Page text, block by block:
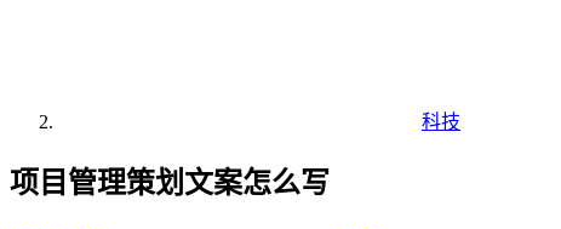
科技
项目管理策划文案怎么写